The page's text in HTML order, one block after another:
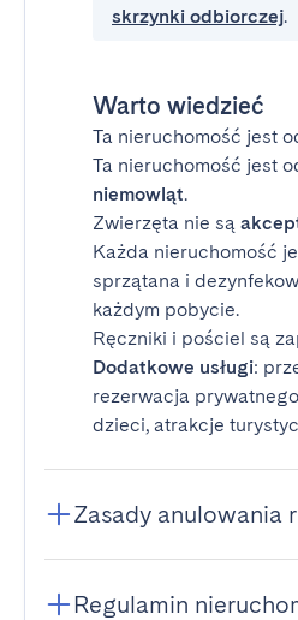
skrzynki odbiorczej.
Warto wiedzieć
Ta nieruchomość jest
Ta nieruchomość jest
niemowląt.
Zwierzęta nie są
Każda nieruchomość
sprzątana i
każdym pobycie.
Ręczniki i pościel są
Dodatkowe usługi:
rezerwacja
dzieci, atrakcje
Zasady anulowania
Regulamin